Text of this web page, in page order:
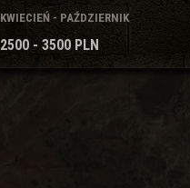
KWIECIEŃ - PAŹDZIERNIK
2500 - 3500 PLN